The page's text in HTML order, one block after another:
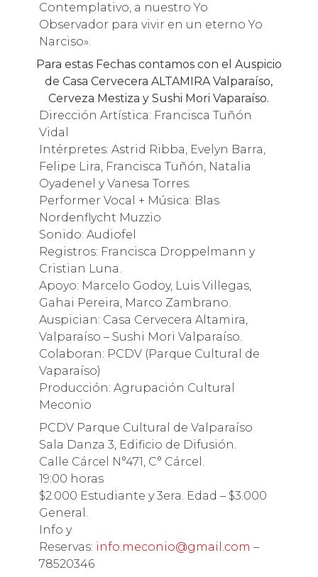
Contemplativo, a nuestro Yo
Observador para vivir en un eterno Yo
Narciso».
Para estas Fechas contamos con el Auspicio
de Casa Cervecera ALTAMIRA Valparaíso,
Cerveza Mestiza y Sushi Mori Vaparaíso.
Dirección Artística: Francisca Tuñón
Vidal
Intérpretes: Astrid Ribba, Evelyn Barra,
Felipe Lira, Francisca Tuñón, Natalia
Oyadenel y Vanesa Torres.
Performer Vocal + Música: Blas
Nordenflycht Muzzio
Sonido: Audiofel
Registros: Francisca Droppelmann y
Cristian Luna.
Apoyo: Marcelo Godoy, Luis Villegas,
Gahai Pereira, Marco Zambrano.
Auspician: Casa Cervecera Altamira,
Valparaíso – Sushi Mori Valparaíso.
Colaboran: PCDV (Parque Cultural de
Vaparaíso)
Producción: Agrupación Cultural
Meconio
PCDV Parque Cultural de Valparaíso
Sala Danza 3, Edificio de Difusión.
Calle Cárcel N°471, C° Cárcel.
19:00 horas
$2.000 Estudiante y 3era. Edad – $3.000
General.
Info y
Reservas: info.meconio@gmail.com –
78520346